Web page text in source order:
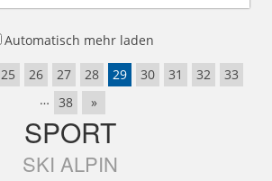
Automatisch mehr laden
25 26 27 28 29 30 31 32
33
… 38 »
SPORT
SKI ALPIN